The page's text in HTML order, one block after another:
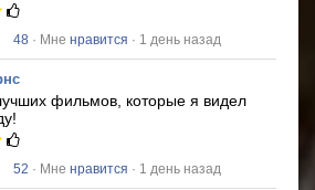
48 · Мне нравится · 1 день назад
фильмов, которые я видел
52 · Мне нравится · 1 день назад